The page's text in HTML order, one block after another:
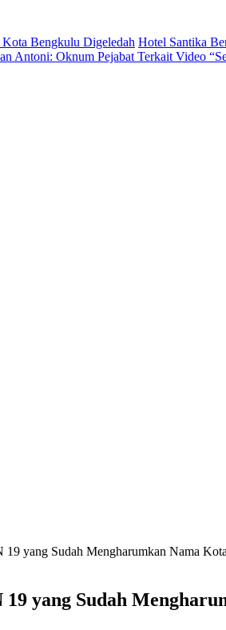
Bengkulu Digeledah Hotel Santika
Antoni: Oknum Pejabat Terkait Video
19 yang Sudah Mengharumkan Nama
19 yang Sudah